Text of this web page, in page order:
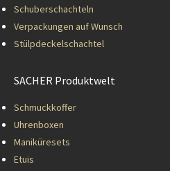
Schuberschachteln
Verpackungen auf Wunsch
Stülpdeckelschachtel
SACHER Produktwelt
Schmuckkoffer
Uhrenboxen
Maniküresets
Etuis